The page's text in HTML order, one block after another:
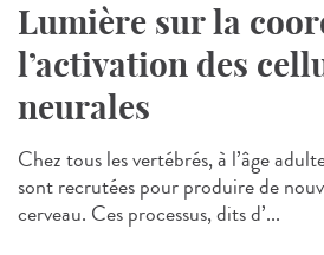
Lumière sur la
l’activation des
neurales
Chez tous les vertébrés, à l’âge
sont recrutées pour produire de
cerveau. Ces processus, dits d’...